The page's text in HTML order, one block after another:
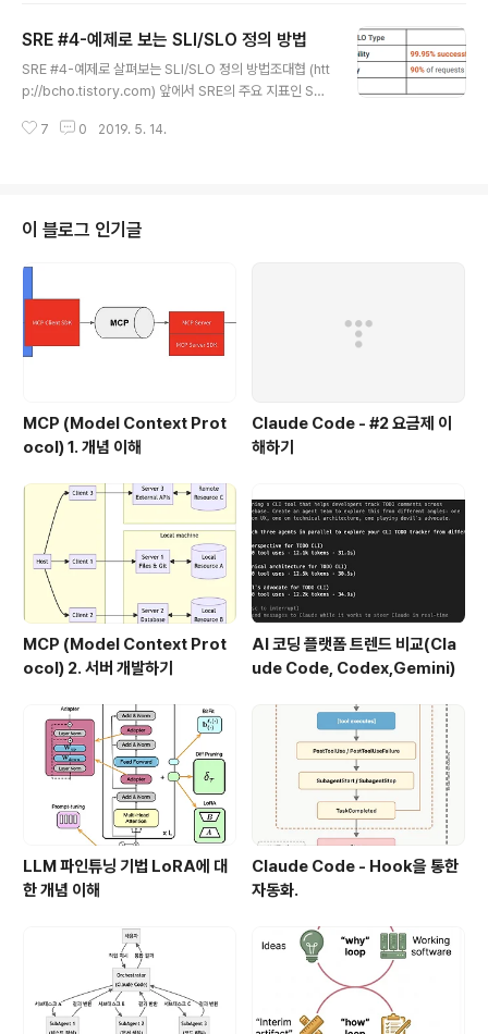
01%의 다운 타임을 허용하게되고, 이 0.001%가 Error
budget이된다. 위의 표는 가용성에 따라서, 허용되는 장
애 시간을 정리해놓은 표이다.앞의 예제에서 99.999% 가
다운 타임은 한달에 25.9 초만 허용된다. 그러..
SRE #4-예제로 보는 SLI/SLO 정의 방법
SRE #4-예제로 살펴보는 SLI/SLO 정의 방법조대협 (htt
p://bcho.tistory.com) 앞에서 SRE의 주요 지표인 SL
에서는 어떻게 SLO/SLI를 정의하는지에 대해서 알아본다.
비스가 있다고 가정하자. 이 서비스는 웹사이트를 가지고
있고, 그리고 앱을 통해서 접근이 가능한데, 내부적으로 A
PI 서비스를 통해서 서비스가 된다. 내부 서비스에는 사용
서비스가 있다. 이 서비스에서 "사용자..
7 0 2019. 5. 14.
이 블로그 인기글
MCP (Model Context Prot
ocol) 1. 개념 이해
Claude Code - #2 요금제 이
해하기
MCP (Model Context Prot
ocol) 2. 서버 개발하기
AI 코딩 플랫폼 트렌드 비교(Cla
ude Code, Codex,Gemini)
LLM 파인튜닝 기법 LoRA에 대
한 개념 이해
Claude Code - Hook을 통한
자동화.